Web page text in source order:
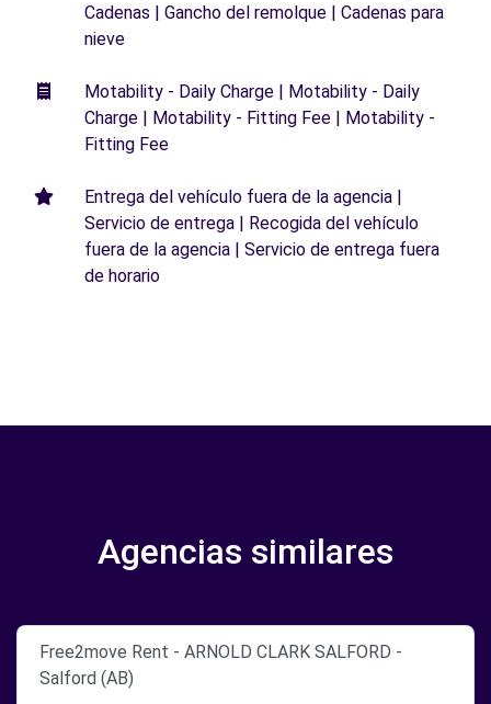
Cadenas | Gancho del remolque | Cadenas para
nieve
Motability - Daily Charge | Motability - Daily
Charge | Motability - Fitting Fee | Motability -
Fitting Fee
Entrega del vehículo fuera de la agencia |
Servicio de entrega | Recogida del vehículo
fuera de la agencia | Servicio de entrega fuera
de horario
Agencias similares
Free2move Rent - ARNOLD CLARK SALFORD -
Salford (AB)